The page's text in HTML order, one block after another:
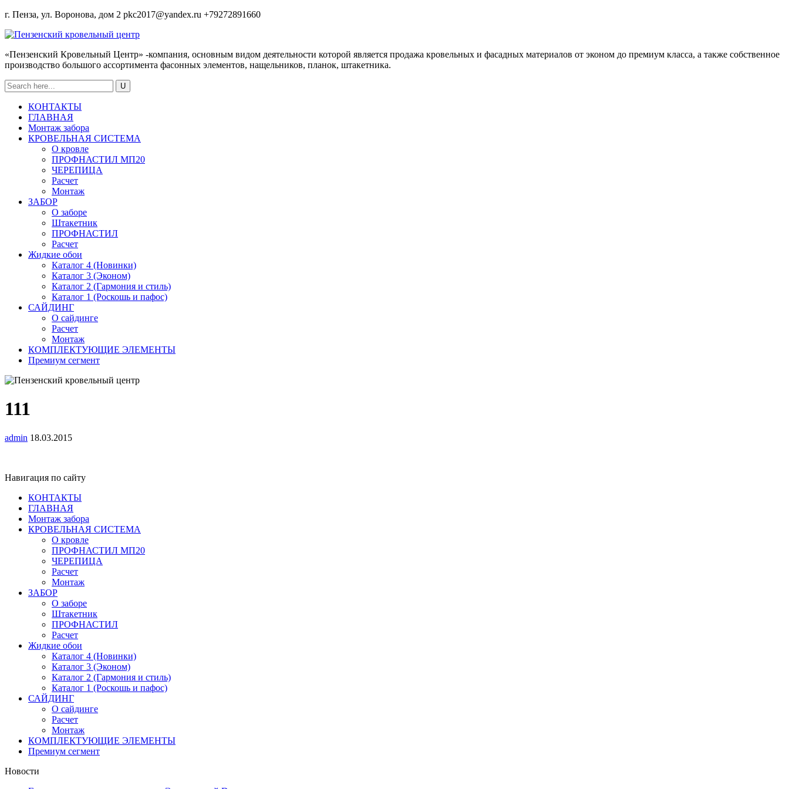
г. Пенза, ул. Воронова, дом 2 pkc2017@yandex.ru +79272891660
«Пензенский Кровельный Центр» -компания, основным видом деятельности которой является продажа кровельных и фасадных материалов от эконом до премиум класса, а также собственное
производство большого ассортимента фасонных элементов, нащельников, планок, штакетника.
КОНТАКТЫ
ГЛАВНАЯ
Монтаж забора
КРОВЕЛЬНАЯ СИСТЕМА
О кровле
ПРОФНАСТИЛ МП20
ЧЕРЕПИЦА
Расчет
Монтаж
ЗАБОР
О заборе
Штакетник
ПРОФНАСТИЛ
Расчет
Жидкие обои
Каталог 4 (Новинки)
Каталог 3 (Эконом)
Каталог 2 (Гармония и стиль)
Каталог 1 (Роскошь и пафос)
САЙДИНГ
О сайдинге
Расчет
Монтаж
КОМПЛЕКТУЮЩИЕ ЭЛЕМЕНТЫ
Премиум сегмент
111
admin 18.03.2015
Навигация по сайту
КОНТАКТЫ
ГЛАВНАЯ
Монтаж забора
КРОВЕЛЬНАЯ СИСТЕМА
О кровле
ПРОФНАСТИЛ МП20
ЧЕРЕПИЦА
Расчет
Монтаж
ЗАБОР
О заборе
Штакетник
ПРОФНАСТИЛ
Расчет
Жидкие обои
Каталог 4 (Новинки)
Каталог 3 (Эконом)
Каталог 2 (Гармония и стиль)
Каталог 1 (Роскошь и пафос)
САЙДИНГ
О сайдинге
Расчет
Монтаж
КОМПЛЕКТУЮЩИЕ ЭЛЕМЕНТЫ
Премиум сегмент
Новости